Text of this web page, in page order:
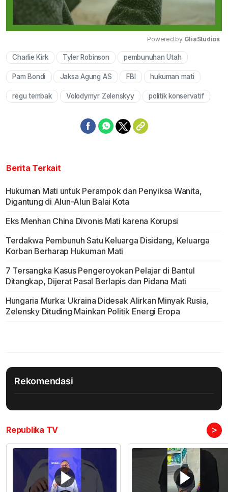
Mute
Powered by GliaStudios
Charlie Kirk Tyler Robinson pembunuhan Utah
Pam Bondi Jaksa Agung AS FBI hukuman mati
regu tembak Volodymyr Zelenskyy politik konservatif
Berita Terkait
Hukuman Mati untuk Perampok dan Penyiksa Wanita,
Digantung di Alun-Alun Balai Kota
Eks Menhan China Divonis Mati karena Korupsi
Terdakwa Pembunuh Satu Keluarga Disidang, Keluarga
Korban Berharap Hukuman Mati
7 Tersangka Kasus Pengeroyokan Pelajar di Bantul
Ditangkap, Dijerat Pasal Berlapis dan Pidana Mati
Hungaria Murka: Ukraina Didesak Alirkan Minyak Rusia,
Zelensky Dituding Mainkan Politik Energi Eropa
Rekomendasi
Republika TV >